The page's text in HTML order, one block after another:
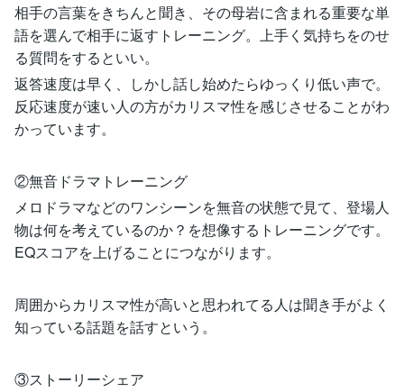
相手の言葉をきちんと聞き、その母岩に含まれる重要な単
語を選んで相手に返すトレーニング。上手く気持ちをのせ
る質問をするといい。
返答速度は早く、しかし話し始めたらゆっくり低い声で。
反応速度が速い人の方がカリスマ性を感じさせることがわ
かっています。
②無音ドラマトレーニング
メロドラマなどのワンシーンを無音の状態で見て、登場人
物は何を考えているのか？を想像するトレーニングです。
EQスコアを上げることにつながります。
周囲からカリスマ性が高いと思われてる人は聞き手がよく
知っている話題を話すという。
③ストーリーシェア